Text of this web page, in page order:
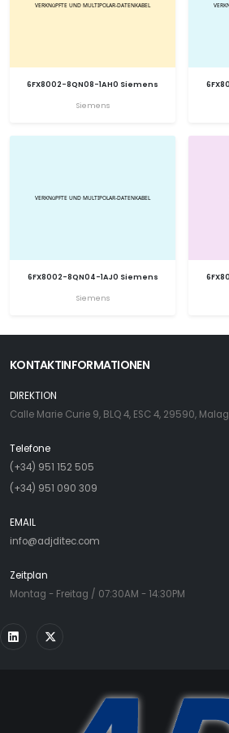
6FX8002-8QN08-1AH0 Siemens
Siemens
6FX8002-8QN04-1AJ0 Siemens
Siemens
KONTAKTINFORMATIONEN
DIREKTION
Calle Marie Curie 9, BLQ 4, ESC 4, 29590,
Telefone
(+34) 951 152 505
(+34) 951 090 309
EMAIL
info@adjditec.com
Zeitplan
Montag - Freitag / 07:30AM - 14:30PM